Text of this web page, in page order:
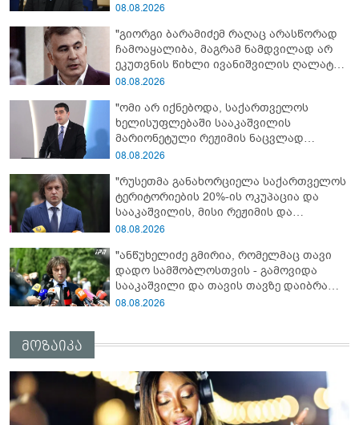
08.08.2026
"გიორგი ბარამიძემ რაღაც არასწორად
ჩამოაყალიბა, მაგრამ ნამდვილად არ
ეკუთვნის წიხლი ივანიშვილის ღალატზე
დაფუძნებული დიქტატურის
მსმენია ქართველების მიერ ტყვეების
დახვრეტაზე"
08.08.2026
"ომი არ იქნებოდა, საქართველოს
ხელისუფლებაში სააკაშვილის
მარიონეტული რეჟიმის ნაცვლად
„ქართული ოცნების“ მსგავსი
2008 წლის ომი თუ არ იქნებოდა, დიდი
ალბათობით, არც უკრაინის ომი
იქნებოდა"
08.08.2026
"რუსეთმა განახორციელა საქართველოს
ტერიტორიების 20%-ის ოკუპაცია და
სააკაშვილის, მისი რეჟიმის და
„ნაცმოძრაობის“ ღალატი ვერანაირად
დანაშაული ჩვენი სახელმწიფოს წინაშე"
08.08.2026
"ანწუხელიძე გმირია, რომელმაც თავი
დადო სამშობლოსთვის - გამოვიდა
სააკაშვილი და თავის თავზე დაიბრალა
ანწუხელიძის გმირობა, სამარცხვინო
ამგვარს სთხოვდნენ მას"
08.08.2026
მოზაიკა